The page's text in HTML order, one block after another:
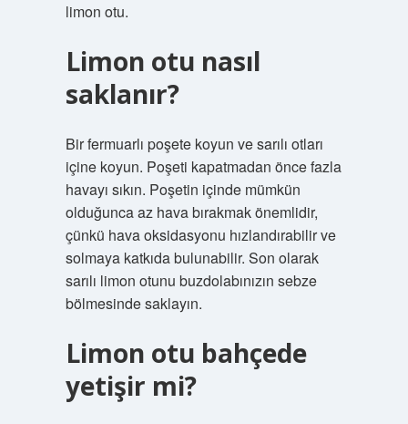
limon otu.
Limon otu nasıl
saklanır?
Bir fermuarlı poşete koyun ve sarılı otları
içine koyun. Poşeti kapatmadan önce fazla
havayı sıkın. Poşetin içinde mümkün
olduğunca az hava bırakmak önemlidir,
çünkü hava oksidasyonu hızlandırabilir ve
solmaya katkıda bulunabilir. Son olarak
sarılı limon otunu buzdolabınızın sebze
bölmesinde saklayın.
Limon otu bahçede
yetişir mi?